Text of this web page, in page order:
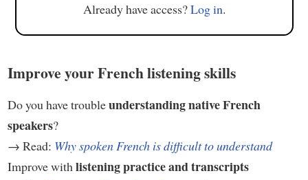
Already have access?Log in.
Improve your French listening skills
Do you have troubleunderstanding native French
speakers?
→ Read: Why spoken French is difficult to understand
Improve with listening practice and transcripts